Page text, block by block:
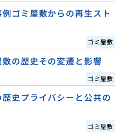
ゴミ屋敷からの再生スト
ゴミ屋敷
の歴史その変遷と影響
ゴミ屋敷
史プライバシーと公共の
ゴミ屋敷